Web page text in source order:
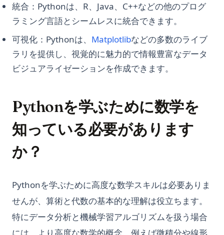
統合：Pythonは、R、Java、C++などの他のプログ
ラミング言語とシームレスに統合できます。
可視化：Pythonは、 Matplotlibなどの多数のライブ
ラリを提供し、視覚的に魅力的で情報豊富なデータ
ビジュアライゼーションを作成できます。
Pythonを学ぶために数学を
知っている必要があります
か？
Pythonを学ぶために高度な数学スキルは必要ありま
せんが、算術と代数の基本的な理解は役立ちます。
特にデータ分析と機械学習アルゴリズムを扱う場合